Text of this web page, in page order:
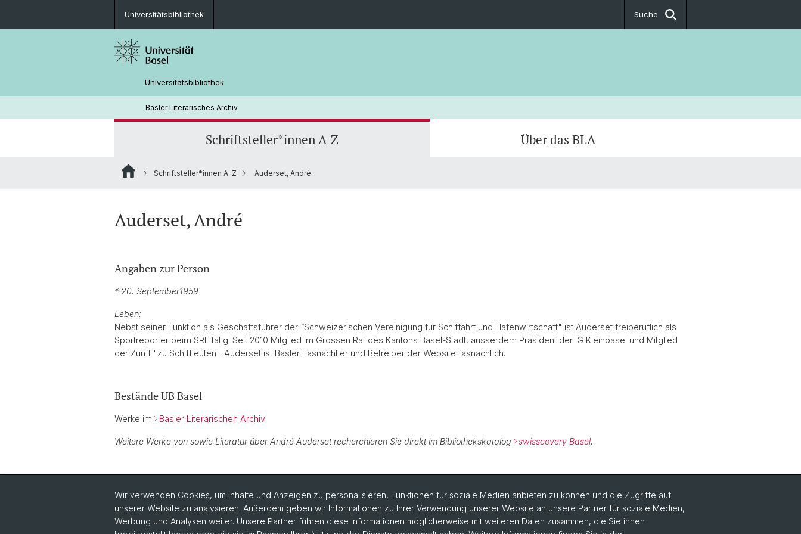
Universitätsbibliothek Suche
Universitätsbibliothek
Basler Literarisches Archiv
Schriftsteller*innen A-Z Über das BLA
Schriftsteller*innen A-Z Auderset, André
Auderset, André
Angaben zur Person
* 20. September1959
Leben:
Nebst seiner Funktion als Geschäftsführer der "Schweizerischen Vereinigung für Schiffahrt und Hafenwirtschaft" ist Auderset freiberuflich als
Sportreporter beim SRF tätig. Seit 2010 Mitglied im Grossen Rat des Kantons Basel-Stadt, ausserdem Präsident der IG Kleinbasel und Mitglied
der Zunft "zu Schiffleuten". Auderset ist Basler Fasnächtler und Betreiber der Website fasnacht.ch.
Bestände UB Basel
Werke im Basler Literarischen Archiv
Weitere Werke von sowie Literatur über André Auderset recherchieren Sie direkt im Bibliothekskatalog swisscovery Basel.
Wir verwenden Cookies, um Inhalte und Anzeigen zu personalisieren, Funktionen für soziale Medien anbieten zu können und die Zugriffe auf
unserer Website zu analysieren. Außerdem geben wir Informationen zu Ihrer Verwendung unserer Website an unsere Partner für soziale Medien,
Werbung und Analysen weiter. Unsere Partner führen diese Informationen möglicherweise mit weiteren Daten zusammen, die Sie ihnen